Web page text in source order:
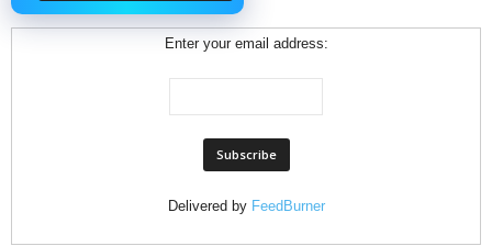
Enter your email address:
Delivered by FeedBurner